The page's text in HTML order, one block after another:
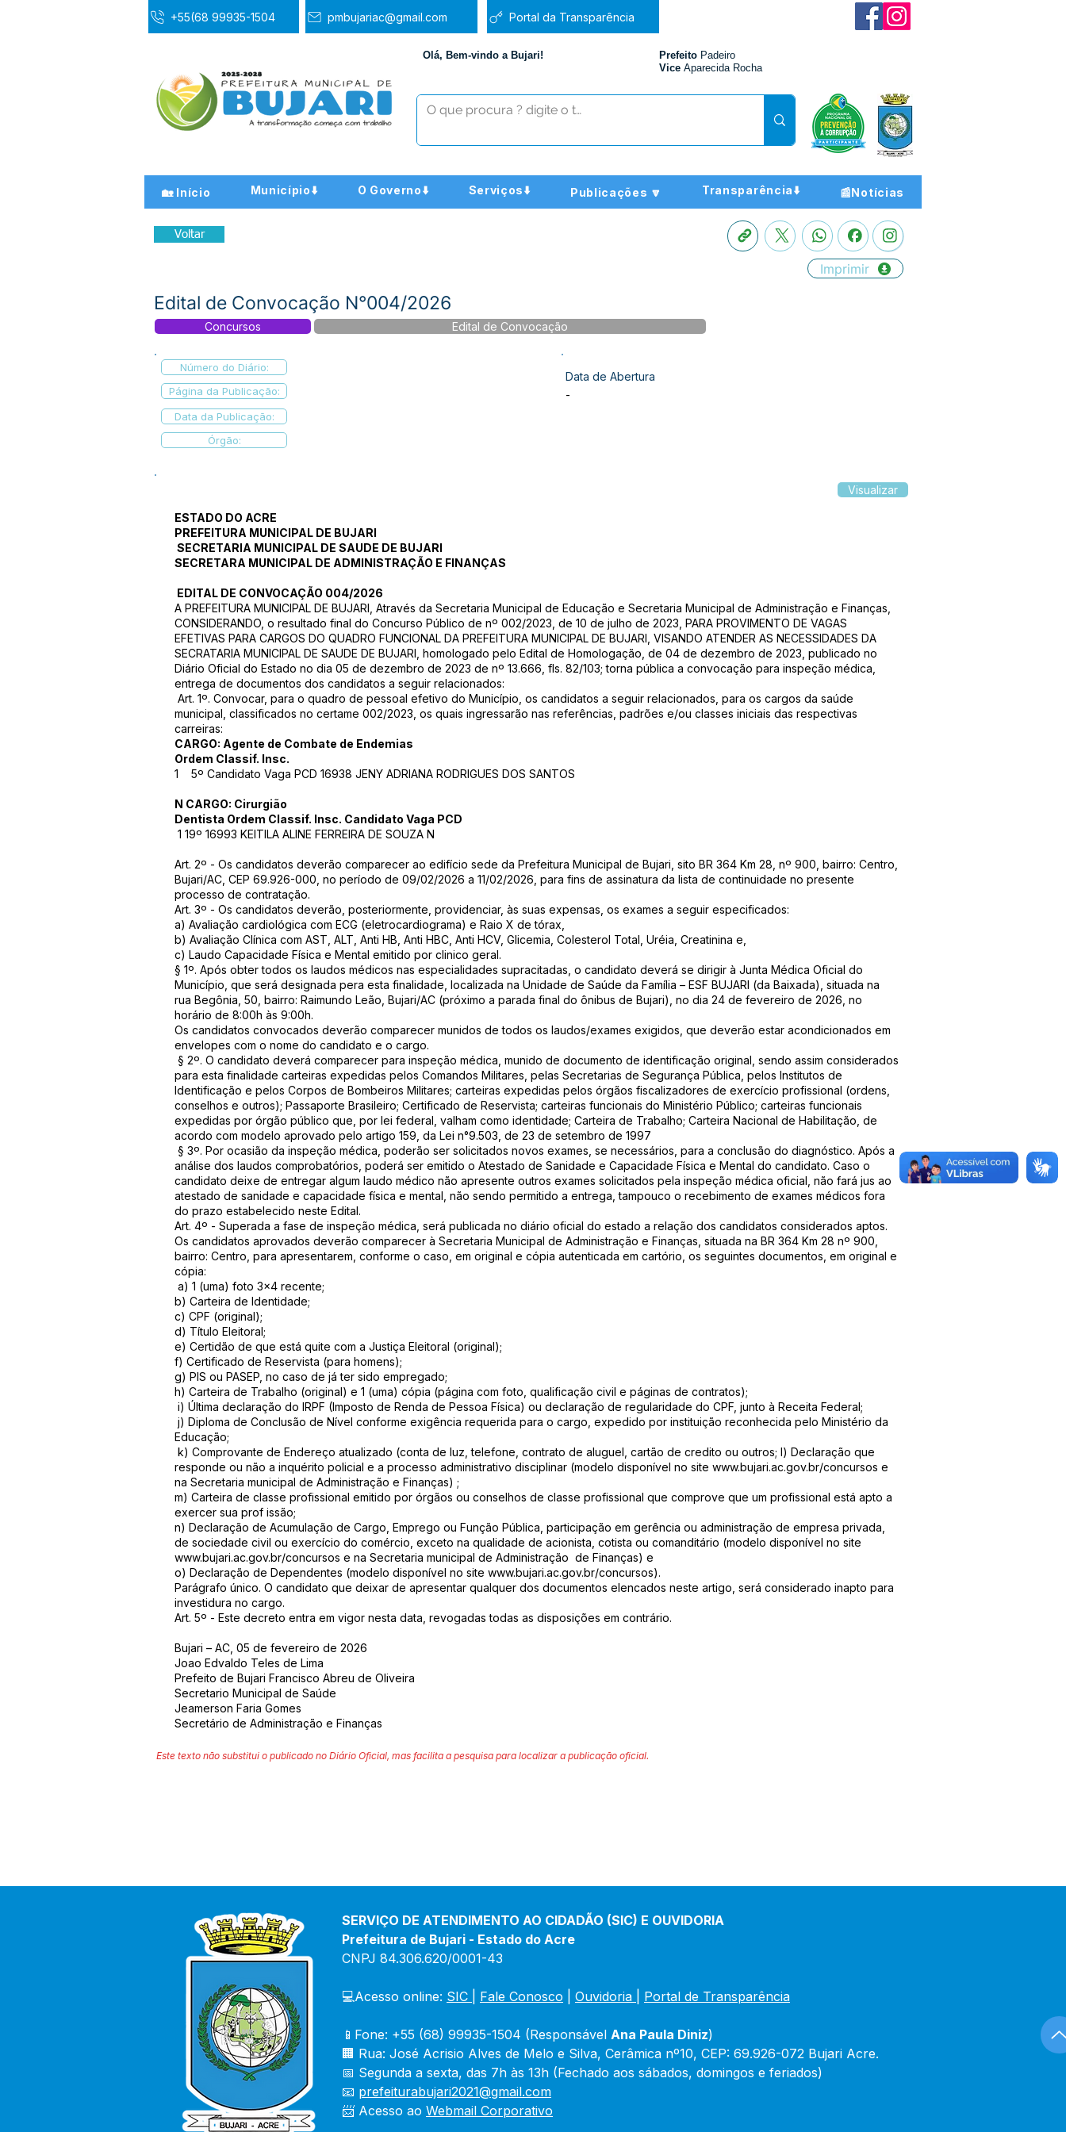
+55(68 99935-1504 pmbujariac@gmail.com Portal da Transparência
Olá, Bem-vindo a Bujari! Prefeito Padeiro
Vice Aparecida Rocha
🏡 Início Município⬇️ O Governo⬇️ Serviços⬇️ Publicações 🔽 Transparência⬇️ 📰Notícias
Voltar
Imprimir
Edital de Convocação N°004/2026
Concursos Edital de Convocação
Número do Diário:
Página da Publicação:
Data da Publicação:
Órgão:
Data de Abertura
-
Visualizar
ESTADO DO ACRE
PREFEITURA MUNICIPAL DE BUJARI
SECRETARIA MUNICIPAL DE SAUDE DE BUJARI
SECRETARA MUNICIPAL DE ADMINISTRAÇÃO E FINANÇAS
EDITAL DE CONVOCAÇÃO 004/2026
A PREFEITURA MUNICIPAL DE BUJARI, Através da Secretaria Municipal de Educação e Secretaria Municipal de Administração e Finanças,
CONSIDERANDO, o resultado final do Concurso Público de nº 002/2023, de 10 de julho de 2023, PARA PROVIMENTO DE VAGAS
EFETIVAS PARA CARGOS DO QUADRO FUNCIONAL DA PREFEITURA MUNICIPAL DE BUJARI, VISANDO ATENDER AS NECESSIDADES DA
SECRATARIA MUNICIPAL DE SAUDE DE BUJARI, homologado pelo Edital de Homologação, de 04 de dezembro de 2023, publicado no
Diário Oficial do Estado no dia 05 de dezembro de 2023 de nº 13.666, fls. 82/103; torna pública a convocação para inspeção médica,
entrega de documentos dos candidatos a seguir relacionados:
Art. 1º. Convocar, para o quadro de pessoal efetivo do Município, os candidatos a seguir relacionados, para os cargos da saúde
municipal, classificados no certame 002/2023, os quais ingressarão nas referências, padrões e/ou classes iniciais das respectivas
carreiras:
CARGO: Agente de Combate de Endemias
Ordem Classif. Insc.
1 5º Candidato Vaga PCD 16938 JENY ADRIANA RODRIGUES DOS SANTOS
N CARGO: Cirurgião
Dentista Ordem Classif. Insc. Candidato Vaga PCD
1 19º 16993 KEITILA ALINE FERREIRA DE SOUZA N
Art. 2º - Os candidatos deverão comparecer ao edifício sede da Prefeitura Municipal de Bujari, sito BR 364 Km 28, nº 900, bairro: Centro,
Bujari/AC, CEP 69.926-000, no período de 09/02/2026 a 11/02/2026, para fins de assinatura da lista de continuidade no presente
processo de contratação.
Art. 3º - Os candidatos deverão, posteriormente, providenciar, às suas expensas, os exames a seguir especificados:
a) Avaliação cardiológica com ECG (eletrocardiograma) e Raio X de tórax,
b) Avaliação Clínica com AST, ALT, Anti HB, Anti HBC, Anti HCV, Glicemia, Colesterol Total, Uréia, Creatinina e,
c) Laudo Capacidade Física e Mental emitido por clinico geral.
§ 1º. Após obter todos os laudos médicos nas especialidades supracitadas, o candidato deverá se dirigir à Junta Médica Oficial do
Município, que será designada pera esta finalidade, localizada na Unidade de Saúde da Família – ESF BUJARI (da Baixada), situada na
rua Begônia, 50, bairro: Raimundo Leão, Bujari/AC (próximo a parada final do ônibus de Bujari), no dia 24 de fevereiro de 2026, no
horário de 8:00h às 9:00h.
Os candidatos convocados deverão comparecer munidos de todos os laudos/exames exigidos, que deverão estar acondicionados em
envelopes com o nome do candidato e o cargo.
§ 2º. O candidato deverá comparecer para inspeção médica, munido de documento de identificação original, sendo assim considerados
para esta finalidade carteiras expedidas pelos Comandos Militares, pelas Secretarias de Segurança Pública, pelos Institutos de
Identificação e pelos Corpos de Bombeiros Militares; carteiras expedidas pelos órgãos fiscalizadores de exercício profissional (ordens,
conselhos e outros); Passaporte Brasileiro; Certificado de Reservista; carteiras funcionais do Ministério Público; carteiras funcionais
expedidas por órgão público que, por lei federal, valham como identidade; Carteira de Trabalho; Carteira Nacional de Habilitação, de
acordo com modelo aprovado pelo artigo 159, da Lei n°9.503, de 23 de setembro de 1997
§ 3º. Por ocasião da inspeção médica, poderão ser solicitados novos exames, se necessários, para a conclusão do diagnóstico. Após a
análise dos laudos comprobatórios, poderá ser emitido o Atestado de Sanidade e Capacidade Física e Mental do candidato. Caso o
candidato deixe de entregar algum laudo médico não apresente outros exames solicitados pela inspeção médica oficial, não fará jus ao
atestado de sanidade e capacidade física e mental, não sendo permitido a entrega, tampouco o recebimento de exames médicos fora
do prazo estabelecido neste Edital.
Art. 4º - Superada a fase de inspeção médica, será publicada no diário oficial do estado a relação dos candidatos considerados aptos.
Os candidatos aprovados deverão comparecer à Secretaria Municipal de Administração e Finanças, situada na BR 364 Km 28 nº 900,
bairro: Centro, para apresentarem, conforme o caso, em original e cópia autenticada em cartório, os seguintes documentos, em original e
cópia:
a) 1 (uma) foto 3x4 recente;
b) Carteira de Identidade;
c) CPF (original);
d) Título Eleitoral;
e) Certidão de que está quite com a Justiça Eleitoral (original);
f) Certificado de Reservista (para homens);
g) PIS ou PASEP, no caso de já ter sido empregado;
h) Carteira de Trabalho (original) e 1 (uma) cópia (página com foto, qualificação civil e páginas de contratos);
i) Última declaração do IRPF (Imposto de Renda de Pessoa Física) ou declaração de regularidade do CPF, junto à Receita Federal;
j) Diploma de Conclusão de Nível conforme exigência requerida para o cargo, expedido por instituição reconhecida pelo Ministério da
Educação;
k) Comprovante de Endereço atualizado (conta de luz, telefone, contrato de aluguel, cartão de credito ou outros; l) Declaração que
responde ou não a inquérito policial e a processo administrativo disciplinar (modelo disponível no site www.bujari.ac.gov.br/concursos e
na Secretaria municipal de Administração e Finanças) ;
m) Carteira de classe profissional emitido por órgãos ou conselhos de classe profissional que comprove que um profissional está apto a
exercer sua prof issão;
n) Declaração de Acumulação de Cargo, Emprego ou Função Pública, participação em gerência ou administração de empresa privada,
de sociedade civil ou exercício do comércio, exceto na qualidade de acionista, cotista ou comanditário (modelo disponível no site
www.bujari.ac.gov.br/concursos e na Secretaria municipal de Administração de Finanças) e
o) Declaração de Dependentes (modelo disponível no site www.bujari.ac.gov.br/concursos).
Parágrafo único. O candidato que deixar de apresentar qualquer dos documentos elencados neste artigo, será considerado inapto para
investidura no cargo.
Art. 5º - Este decreto entra em vigor nesta data, revogadas todas as disposições em contrário.
Bujari – AC, 05 de fevereiro de 2026
Joao Edvaldo Teles de Lima
Prefeito de Bujari Francisco Abreu de Oliveira
Secretario Municipal de Saúde
Jeamerson Faria Gomes
Secretário de Administração e Finanças
Este texto não substitui o publicado no Diário Oficial, mas facilita a pesquisa para localizar a publicação oficial.
SERVIÇO DE ATENDIMENTO AO CIDADÃO (SIC) E OUVIDORIA
Prefeitura de Bujari - Estado do Acre
CNPJ 84.306.620/0001-43
💻Acesso online: SIC Fale Conosco Ouvidoria Portal de Transparência
📱Fone: +55 (68) 99935-1504 (Responsável Ana Paula Diniz)
🏢 Rua: José Acrisio Alves de Melo e Silva, Cerâmica nº10, CEP: 69.926-072 Bujari Acre.
📅 Segunda a sexta, das 7h às 13h (Fechado aos sábados, domingos e feriados)
📧 prefeiturabujari2021@gmail.com
📨 Acesso ao Webmail Corporativo